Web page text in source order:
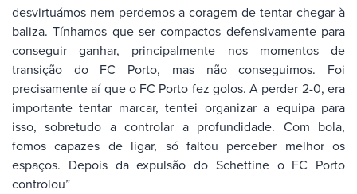
desvirtuámos nem perdemos a coragem de tentar chegar à
baliza. Tínhamos que ser compactos defensivamente para
conseguir ganhar, principalmente nos momentos de
transição do FC Porto, mas não conseguimos. Foi
precisamente aí que o FC Porto fez golos. A perder 2-0, era
importante tentar marcar, tentei organizar a equipa para
isso, sobretudo a controlar a profundidade. Com bola,
fomos capazes de ligar, só faltou perceber melhor os
espaços. Depois da expulsão do Schettine o FC Porto
controlou”